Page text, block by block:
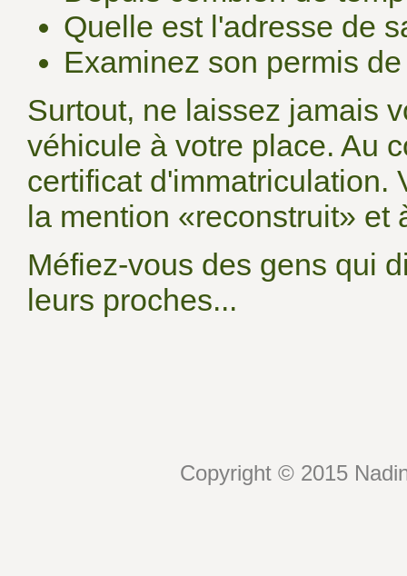
Quelle est l'adresse de
Examinez son permis
Surtout, ne laissez jamais
véhicule à votre place. Au
certificat d'immatriculation.
la mention «reconstruit» et
Méfiez-vous des gens qui
leurs proches...
Copyright © 2015